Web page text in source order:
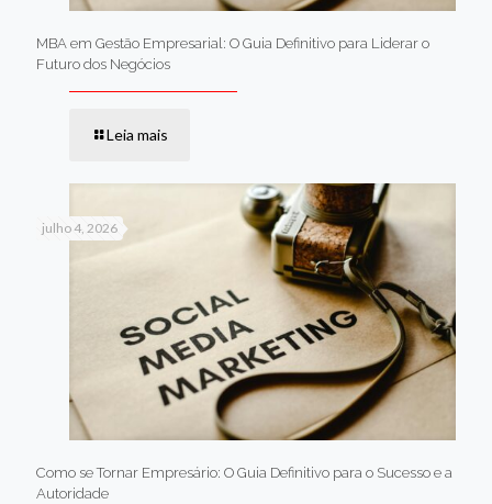
MBA em Gestão Empresarial: O Guia Definitivo para Liderar o
Futuro dos Negócios
Leia mais
julho 4, 2026
Como se Tornar Empresário: O Guia Definitivo para o Sucesso e a
Autoridade